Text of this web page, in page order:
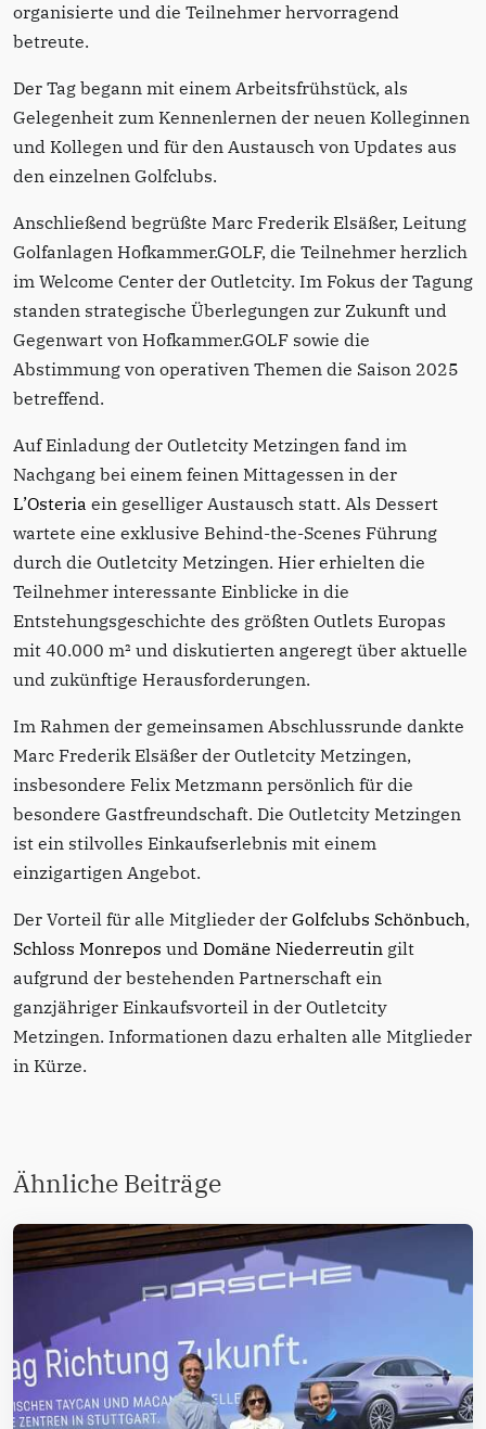
organisierte und die Teilnehmer hervorragend
betreute.
Der Tag begann mit einem Arbeitsfrühstück, als
Gelegenheit zum Kennenlernen der neuen Kolleginnen
und Kollegen und für den Austausch von Updates aus
den einzelnen Golfclubs.
Anschließend begrüßte Marc Frederik Elsäßer, Leitung
Golfanlagen Hofkammer.GOLF, die Teilnehmer herzlich
im Welcome Center der Outletcity. Im Fokus der Tagung
standen strategische Überlegungen zur Zukunft und
Gegenwart von Hofkammer.GOLF sowie die
Abstimmung von operativen Themen die Saison 2025
betreffend.
Auf Einladung der Outletcity Metzingen fand im
Nachgang bei einem feinen Mittagessen in der
L’Osteria ein geselliger Austausch statt. Als Dessert
wartete eine exklusive Behind-the-Scenes Führung
durch die Outletcity Metzingen. Hier erhielten die
Teilnehmer interessante Einblicke in die
Entstehungsgeschichte des größten Outlets Europas
mit 40.000 m² und diskutierten angeregt über aktuelle
und zukünftige Herausforderungen.
Im Rahmen der gemeinsamen Abschlussrunde dankte
Marc Frederik Elsäßer der Outletcity Metzingen,
insbesondere Felix Metzmann persönlich für die
besondere Gastfreundschaft. Die Outletcity Metzingen
ist ein stilvolles Einkaufserlebnis mit einem
einzigartigen Angebot.
Der Vorteil für alle Mitglieder der Golfclubs Schönbuch,
Schloss Monrepos und Domäne Niederreutin gilt
aufgrund der bestehenden Partnerschaft ein
ganzjähriger Einkaufsvorteil in der Outletcity
Metzingen. Informationen dazu erhalten alle Mitglieder
in Kürze.
Ähnliche Beiträge